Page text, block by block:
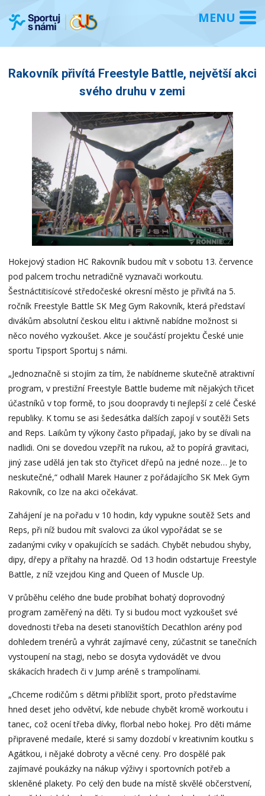
Rakovník přivítá Freestyle Battle, největší akci
svého druhu v zemi
Hokejový stadion HC Rakovník budou mít v sobotu 13. července
pod palcem trochu netradičně vyznavači workoutu.
Šestnáctitisícové středočeské okresní město je přivítá na 5.
ročník Freestyle Battle SK Meg Gym Rakovník, která představí
divákům absolutní českou elitu i aktivně nabídne možnost si
něco nového vyzkoušet. Akce je součástí projektu České unie
sportu Tipsport Sportuj s námi.
„Jednoznačně si stojím za tím, že nabídneme skutečně atraktivní
program, v prestižní Freestyle Battle budeme mít nějakých třicet
účastníků v top formě, to jsou doopravdy ti nejlepší z celé České
republiky. K tomu se asi šedesátka dalších zapojí v soutěži Sets
and Reps. Laikům ty výkony často připadají, jako by se dívali na
nadlidi. Oni se dovedou vzepřít na rukou, až to popírá gravitaci,
jiný zase udělá jen tak sto čtyřicet dřepů na jedné noze… Je to
neskutečné,“ odhalil Marek Hauner z pořádajícího SK Mek Gym
Rakovník, co lze na akci očekávat.
Zahájení je na pořadu v 10 hodin, kdy vypukne soutěž Sets and
Reps, při níž budou mít svalovci za úkol vypořádat se se
zadanými cviky v opakujících se sadách. Chybět nebudou shyby,
dipy, dřepy a přítahy na hrazdě. Od 13 hodin odstartuje Freestyle
Battle, z níž vzejdou King and Queen of Muscle Up.
V průběhu celého dne bude probíhat bohatý doprovodný
program zaměřený na děti. Ty si budou moct vyzkoušet své
dovednosti třeba na deseti stanovištích Decathlon arény pod
dohledem trenérů a vyhrát zajímavé ceny, zúčastnit se tanečních
vystoupení na stagi, nebo se dosyta vydovádět ve dvou
skákacích hradech či v Jump aréně s trampolínami.
„Chceme rodičům s dětmi přiblížit sport, proto představíme
hned deset jeho odvětví, kde nebude chybět kromě workoutu i
tanec, což ocení třeba dívky, florbal nebo hokej. Pro děti máme
připravené medaile, které si samy dozdobí v kreativním koutku s
Agátkou, i nějaké dobroty a věcné ceny. Pro dospělé pak
zajímavé poukázky na nákup výživy i sportovních potřeb a
skleněné plakety. Po celý den bude na místě skvělé občerstvení,